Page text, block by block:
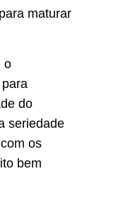
maturar
o
do
seriedade
os
bem